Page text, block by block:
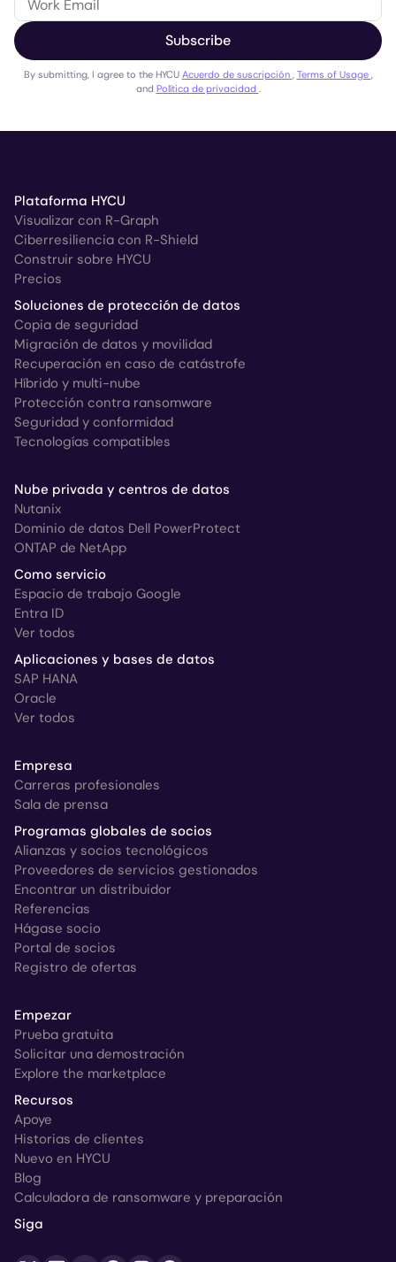
Subscribe
By submitting, I agree to the HYCU Acuerdo de suscripción , Terms of Usage ,
and Política de privacidad .
Plataforma HYCU
Visualizar con R-Graph
Ciberresiliencia con R-Shield
Construir sobre HYCU
Precios
Soluciones de protección de datos
Copia de seguridad
Migración de datos y movilidad
Recuperación en caso de catástrofe
Híbrido y multi-nube
Protección contra ransomware
Seguridad y conformidad
Tecnologías compatibles
Nube privada y centros de datos
Nutanix
Dominio de datos Dell PowerProtect
ONTAP de NetApp
Como servicio
Espacio de trabajo Google
Entra ID
Ver todos
Aplicaciones y bases de datos
SAP HANA
Oracle
Ver todos
Empresa
Carreras profesionales
Sala de prensa
Programas globales de socios
Alianzas y socios tecnológicos
Proveedores de servicios gestionados
Encontrar un distribuidor
Referencias
Hágase socio
Portal de socios
Registro de ofertas
Empezar
Prueba gratuita
Solicitar una demostración
Explore the marketplace
Recursos
Apoye
Historias de clientes
Nuevo en HYCU
Blog
Calculadora de ransomware y preparación
Siga